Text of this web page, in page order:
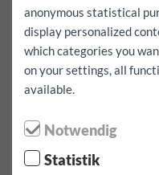
Teljes foglalás
Azt akarom, hogy
kölcsönzés:
1 nap
Többletbiztosítás:
kölcsönzés:07.08.2026
07:00
Miadó:215.9EUR
anonymous statistical
display personalized
which categories you
on your settings, all
available.
Notwendig
Statistik